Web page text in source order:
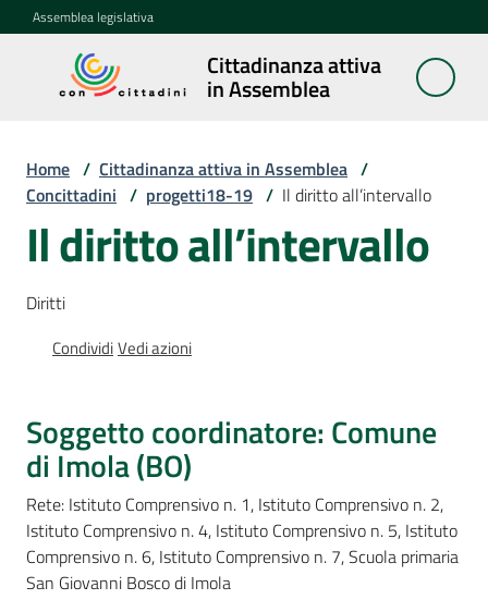
Vai al contenuto
Vai alla navigazione
Vai al footer
Assemblea legislativa
Cittadinanza attiva
in Assemblea
Cittadinanza
attiva in
Concittadini
Menu selezionato
aperte
Assemblea
Mostre
itineranti
Percorsi
sulla
memoria
Home / Cittadinanza attiva in Assemblea /
Concittadini / progetti18-19 / Il diritto all’intervallo
Il diritto all’intervallo
Diritti
CondividiVedi azioni
Soggetto coordinatore: Comune
di Imola (BO)
Rete: Istituto Comprensivo n. 1, Istituto Comprensivo n. 2,
Istituto Comprensivo n. 4, Istituto Comprensivo n. 5, Istituto
Comprensivo n. 6, Istituto Comprensivo n. 7, Scuola primaria
San Giovanni Bosco di Imola